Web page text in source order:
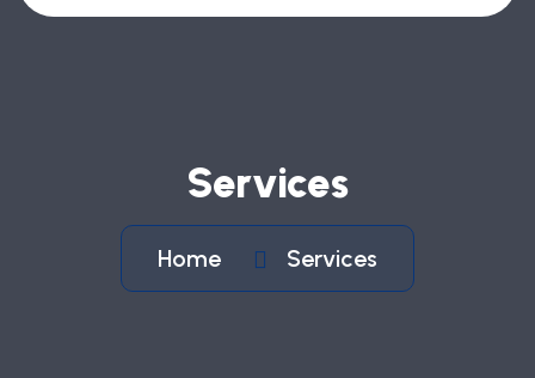
Services
Home Services